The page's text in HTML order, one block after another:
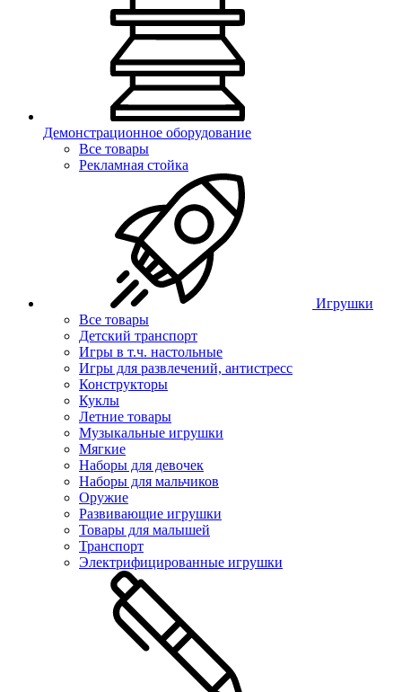
Демонстрационное оборудование
Все товары
Рекламная стойка
Игрушки
Все товары
Детский транспорт
Игры в т.ч. настольные
Игры для развлечений, антистресс
Конструкторы
Куклы
Летние товары
Музыкальные игрушки
Мягкие
Наборы для девочек
Наборы для мальчиков
Оружие
Развивающие игрушки
Товары для малышей
Транспорт
Электрифицированные игрушки